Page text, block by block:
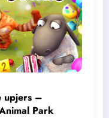
upjers –
Park